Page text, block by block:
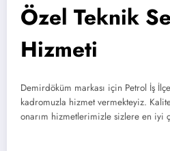
Özel Teknik
Hizmeti
Demirdöküm markası için Petrol İş
kadromuzla hizmet vermekteyiz.
onarım hizmetlerimizle sizlere en iyi